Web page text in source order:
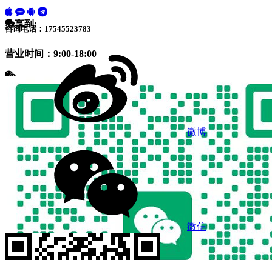
咨询电话：17545523783
营业时间：9:00-18:00
分享到:
微博
微信